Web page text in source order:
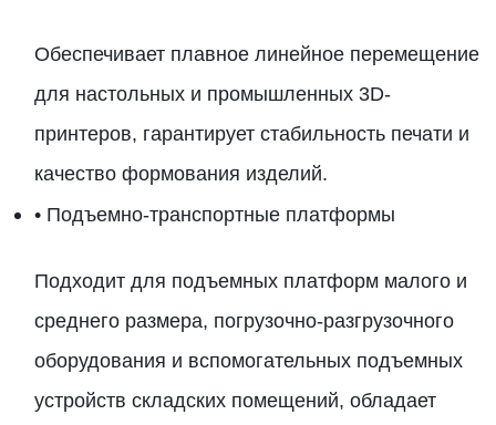
Обеспечивает плавное линейное перемещение
для настольных и промышленных 3D-
принтеров, гарантирует стабильность печати и
качество формования изделий.
• Подъемно-транспортные платформы
Подходит для подъемных платформ малого и
среднего размера, погрузочно-разгрузочного
оборудования и вспомогательных подъемных
устройств складских помещений, обладает